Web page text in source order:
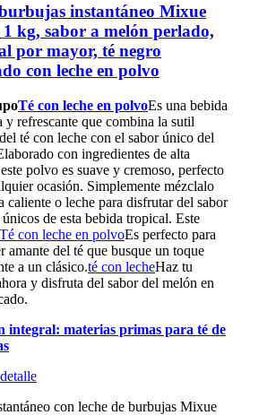
instantáneo Mixue
kg, sabor a melón perlado,
por mayor, té negro
con leche en polvo
Té con leche en polvoEs una bebida
y refrescante que combina la sutil
té con leche con el sabor único del
con ingredientes de alta
polvo es suave y cremoso, perfecto
ocasión. Simplemente mézclalo
caliente o leche para disfrutar del sabor
de esta bebida tropical. Este
Té con leche en polvoEs perfecto para
amante del té que busque un toque
a un clásico.té con lecheHaz tu
y disfruta del sabor del melón en
integral: materias primas para té de
detalle